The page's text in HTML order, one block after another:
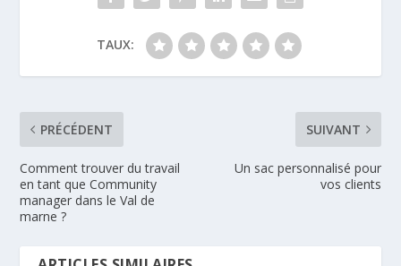
TAUX:
PRÉCÉDENT
Comment trouver du travail
en tant que Community
manager dans le Val de
marne ?
SUIVANT
Un sac personnalisé pour
vos clients